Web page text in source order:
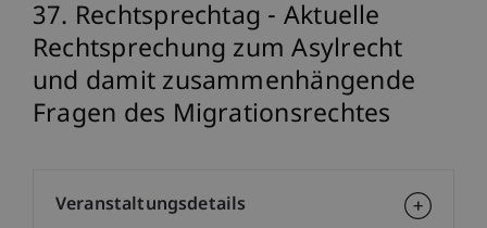
37. Rechtsprechtag - Aktuelle
Rechtsprechung zum Asylrecht
und damit zusammenhängende
Fragen des Migrationsrechtes
Veranstaltungsdetails